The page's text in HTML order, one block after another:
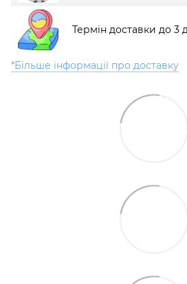
Термін доставки до 3
*Більше інформації про доставку